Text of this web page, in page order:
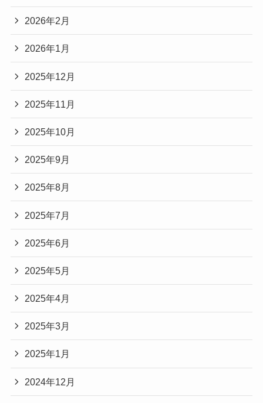
2026年2月
2026年1月
2025年12月
2025年11月
2025年10月
2025年9月
2025年8月
2025年7月
2025年6月
2025年5月
2025年4月
2025年3月
2025年1月
2024年12月